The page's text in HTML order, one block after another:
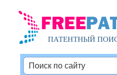
ПАТЕНТНЫЙ